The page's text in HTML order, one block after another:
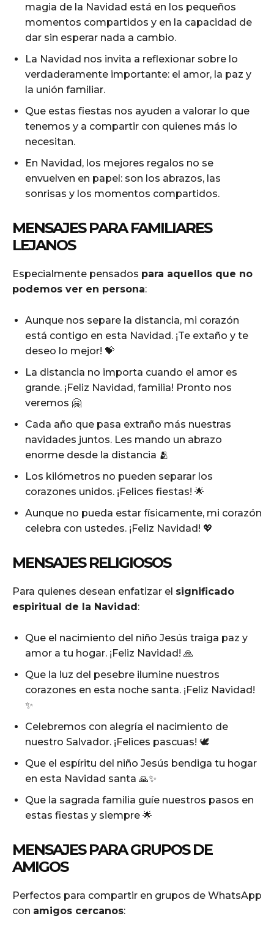
magia de la Navidad está en los pequeños
momentos compartidos y en la capacidad de
dar sin esperar nada a cambio.
La Navidad nos invita a reflexionar sobre lo
verdaderamente importante: el amor, la paz y
la unión familiar.
Que estas fiestas nos ayuden a valorar lo que
tenemos y a compartir con quienes más lo
necesitan.
En Navidad, los mejores regalos no se
envuelven en papel: son los abrazos, las
sonrisas y los momentos compartidos.
MENSAJES PARA FAMILIARES
LEJANOS
Especialmente pensados para aquellos que no
podemos ver en persona:
Aunque nos separe la distancia, mi corazón
está contigo en esta Navidad. ¡Te extaño y te
deseo lo mejor! 💝
La distancia no importa cuando el amor es
grande. ¡Feliz Navidad, familia! Pronto nos
veremos 🤗
Cada año que pasa extraño más nuestras
navidades juntos. Les mando un abrazo
enorme desde la distancia 🫂
Los kilómetros no pueden separar los
corazones unidos. ¡Felices fiestas! 🌟
Aunque no pueda estar físicamente, mi corazón
celebra con ustedes. ¡Feliz Navidad! 💖
MENSAJES RELIGIOSOS
Para quienes desean enfatizar el significado
espiritual de la Navidad:
Que el nacimiento del niño Jesús traiga paz y
amor a tu hogar. ¡Feliz Navidad! 🙏
Que la luz del pesebre ilumine nuestros
corazones en esta noche santa. ¡Feliz Navidad!
✨
Celebremos con alegría el nacimiento de
nuestro Salvador. ¡Felices pascuas! 🕊️
Que el espíritu del niño Jesús bendiga tu hogar
en esta Navidad santa 🙏✨
Que la sagrada familia guíe nuestros pasos en
estas fiestas y siempre 🌟
MENSAJES PARA GRUPOS DE
AMIGOS
Perfectos para compartir en grupos de WhatsApp
con amigos cercanos: